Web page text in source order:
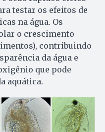
testar os efeitos de
na água. Os
o crescimento
contribuindo
da água e
que pode
aquática.